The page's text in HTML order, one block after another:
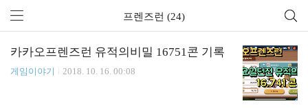
프렌즈런 (24)
카카오프렌즈런 유적의비밀 16751콘 기록
게임이야기 2018. 10. 16. 00:08